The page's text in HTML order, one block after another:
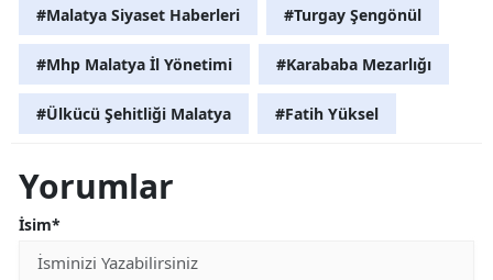
#Malatya Siyaset Haberleri #Turgay Şengönül
#Mhp Malatya İl Yönetimi #Karababa Mezarlığı
#Ülkücü Şehitliği Malatya #Fatih Yüksel
Yorumlar
İsim*